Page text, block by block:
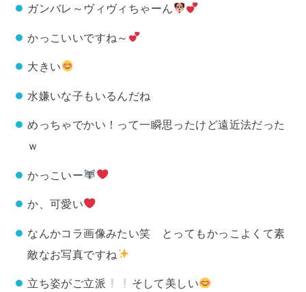
ガンバレ～ヴィヴィちゃーん
かっこいいですね～
大きい
水嫌いな子もいるんだね
めっちゃでかい！って一瞬思ったけど遠近法だった
ｗ
かっこいー
か、可愛い
なんかコラ画像みたい笑 とってもかっこよくて素
敵なお写真ですね
立ち姿がご立派 そして美しい